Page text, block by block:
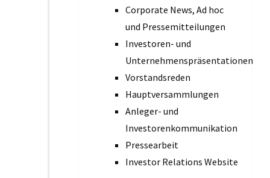
Corporate News, Ad hoc
und Pressemitteilungen
Investoren- und
Unternehmenspräsentationen
Vorstandsreden
Hauptversammlungen
Anleger- und
Investorenkommunikation
Pressearbeit
Investor Relations Website